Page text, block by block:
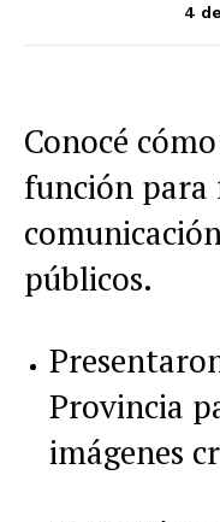
4
Conocé
función
públicos.
Provincia
imágenes